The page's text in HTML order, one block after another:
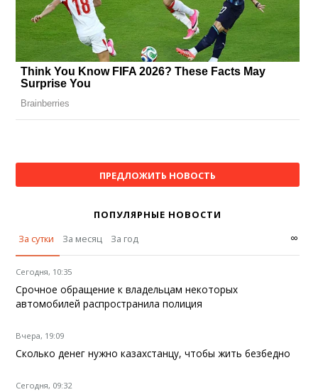
ПРЕДЛОЖИТЬ НОВОСТЬ
ПОПУЛЯРНЫЕ НОВОСТИ
За сутки
За месяц За год ∞
Сегодня, 10:35
Срочное обращение к владельцам некоторых
автомобилей распространила полиция
Вчера, 19:09
Сколько денег нужно казахстанцу, чтобы жить безбедно
Сегодня, 09:32